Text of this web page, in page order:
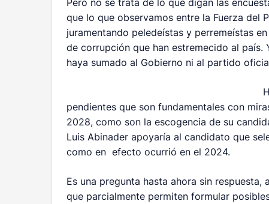
que lo que observamos entre la Fuerza del
juramentando peledeístas y perremeístas
de corrupción que han estremecido al país.
haya sumado al Gobierno ni al partido
pendientes que son fundamentales con
2028, como son la escogencia de su
Luis Abinader apoyaría al candidato que
como en efecto ocurrió en el 2024.
Es una pregunta hasta ahora sin
que parcialmente permiten formular